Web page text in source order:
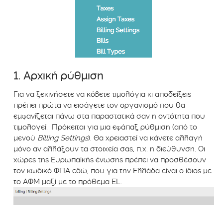
1. Αρχική ρύθμιση
Για να ξεκινήσετε να κόβετε τιμολόγια κι αποδείξεις
πρέπει πρώτα να εισάγετε τον οργανισμό που θα
εμφανίζεται πάνω στα παραστατικά σαν η οντότητα που
τιμολογεί. Πρόκειται για μια εφάπαξ ρύθμιση (από το
μενού Billing Settings). Θα χρειαστεί να κάνετε αλλαγή
μόνο αν αλλάξουν τα στοιχεία σας, π.χ. η διεύθυνση. Οι
χώρες της Ευρωπαϊκής ένωσης πρέπει να προσθέσουν
τον κωδικό ΦΠΑ εδώ, που για την Ελλάδα είναι ο ίδιος με
το ΑΦΜ μαζί με το πρόθεμα EL.